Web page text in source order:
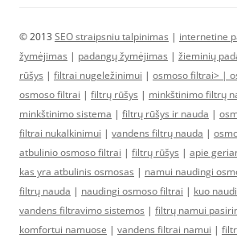
© 2013 SEO straipsniu talpinimas | internetine
žymėjimas | padangų žymėjimas | žieminių
rūšys | filtrai nugeležinimui | osmoso filtrai> |
osmoso filtrai | filtrų rūšys | minkštinimo filtrų
minkštinimo sistema | filtrų rūšys ir nauda |
filtrai nukalkinimui | vandens filtrų nauda |
atbulinio osmoso filtrai | filtrų rūšys | apie
kas yra atbulinis osmosas | namui naudingi
filtrų nauda | naudingi osmoso filtrai | kuo
vandens filtravimo sistemos | filtrų namui
komfortui namuose | vandens filtrai namui |